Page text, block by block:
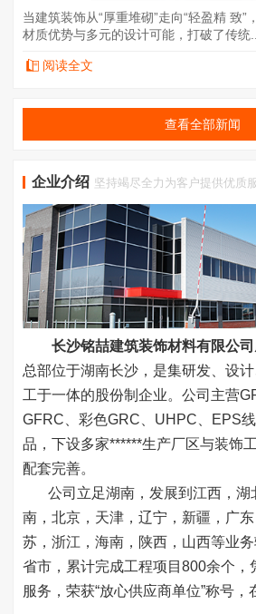
当建筑装饰从“厚重堆砌”走向“轻盈精 致”
材质优势与多元的设计可能，打破了传统
阅读全文
查看全部新闻
企业介绍 坚持竭尽全力为客户提供优质
长沙铭喆建筑装饰材料有限公司
总部位于湖南长沙，是集研发、设
工于一体的股份制企业。公司主营
GFRC、彩色GRC、UHPC、EPS
品，下设多家******生产厂区与装饰
配套完善。
公司立足湖南，发展到江西，湖
南，北京，天津，辽宁，新疆，广
苏，浙江，海南，陕西，山西等业
省市，累计完成工程项目800余个，
服务，荣获“放心供应商单位”称号